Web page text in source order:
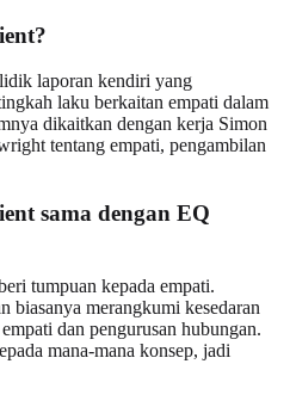
laporan kendiri yang
laku berkaitan empati dalam
dikaitkan dengan kerja Simon
tentang empati, pengambilan
sama dengan EQ
tumpuan kepada empati.
biasanya merangkumi kesedaran
dan pengurusan hubungan.
mana-mana konsep, jadi